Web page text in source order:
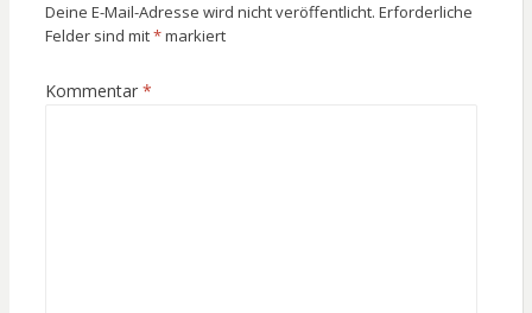
Deine E-Mail-Adresse wird nicht veröffentlicht. Erforderliche
Felder sind mit*markiert
Kommentar *